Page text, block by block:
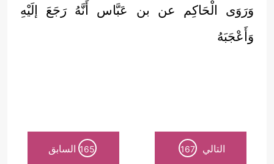
وَرَوَى الْحَاكِم عن بن عَبَّاس أَنَّهُ رَجَعَ إلَيْهِ
وَأَعْجَبَهُ
التالي 167
165 السابق